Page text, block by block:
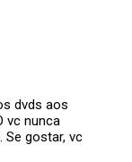
dvds aos
vc nunca
Se gostar, vc